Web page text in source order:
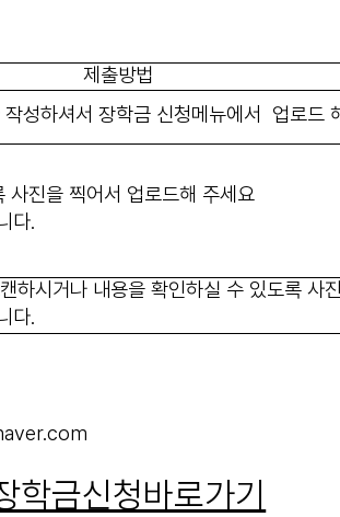
제출방법
성하셔서 장학금 신청메뉴에서
업로드
사진을 찍어서 업로드해 주세요
다.
하시거나 내용을 확인하실 수 있도록 사
다.
학금신청바로가기